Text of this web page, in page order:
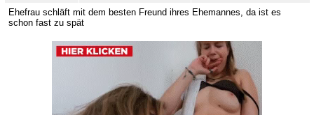
Ehefrau schläft mit dem besten Freund ihres Ehemannes, da ist es
schon fast zu spät